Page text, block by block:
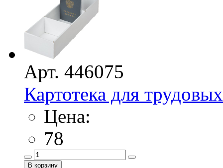
Арт. 446075
Картотека для
Цена:
78